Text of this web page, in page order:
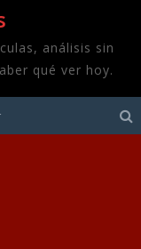
análisis sin
qué ver hoy.